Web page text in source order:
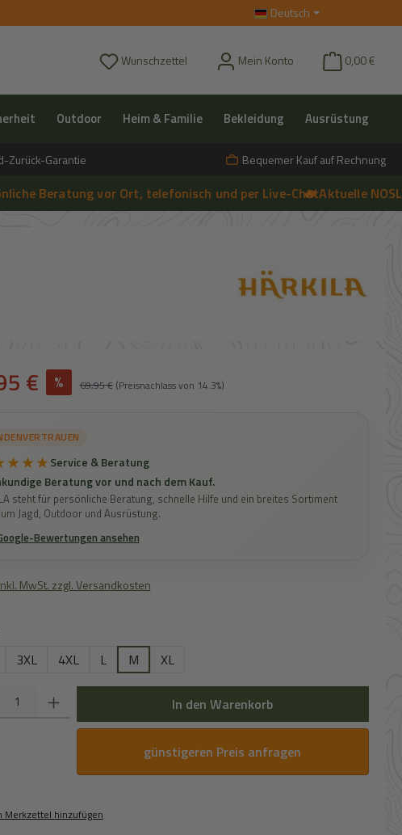
Deutsch
Wunschzettel Du hast 0 Produkte auf dem Merkzettel
Mein Konto 0,00 €
Outdoor Heim & Familie Bekleidung Ausrüstung
Zurück-Garantie Bequemer Kauf auf Rechnung
vor Ort, telefonisch und per Live-Chat
➔
🔥 Aktuelle NOSLA-
€ % Regulärer Preis:
69,95 € (Preisnachlass von 14.3%)
Service & Beratung
Beratung vor und nach dem Kauf.
steht für persönliche Beratung, schnelle Hilfe und ein breites Sortiment
Jagd, Outdoor und Ausrüstung.
Bewertungen ansehen
MwSt. zzgl. Versandkosten
3XL 4XL L M XL
Anzahl: Gib den gewünschten Wert ein oder benutze die Schaltflächen um die
In den Warenkorb
günstigeren Preis anfragen
Merkzettel hinzufügen